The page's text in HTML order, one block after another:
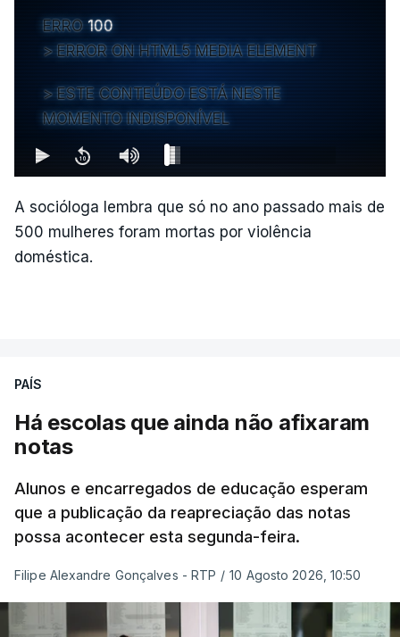
ERRO 100
ERROR ON HTML5 MEDIA ELEMENT
ESTE CONTEÚDO ESTÁ NESTE
MOMENTO INDISPONÍVEL
A socióloga lembra que só no ano passado mais de
500 mulheres foram mortas por violência
doméstica.
PAÍS
Há escolas que ainda não afixaram
notas
Alunos e encarregados de educação esperam
que a publicação da reapreciação das notas
possa acontecer esta segunda-feira.
Filipe Alexandre Gonçalves - RTP / 10 Agosto 2026, 10:50